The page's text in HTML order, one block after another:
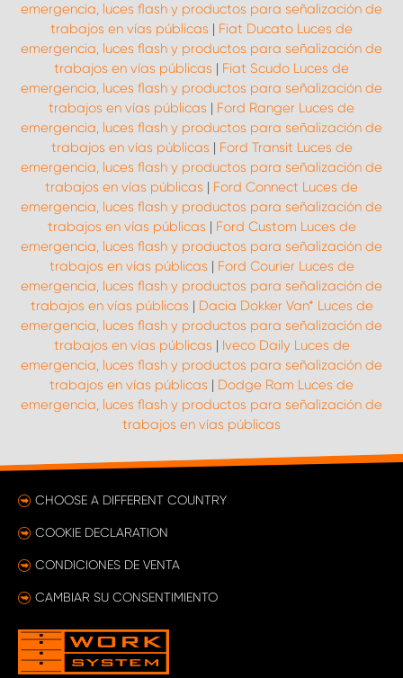
emergencia, luces flash y productos para señalización de
trabajos en vías públicas | Fiat Ducato Luces de
emergencia, luces flash y productos para señalización de
trabajos en vías públicas | Fiat Scudo Luces de
emergencia, luces flash y productos para señalización de
trabajos en vías públicas | Ford Ranger Luces de
emergencia, luces flash y productos para señalización de
trabajos en vías públicas | Ford Transit Luces de
emergencia, luces flash y productos para señalización de
trabajos en vías públicas | Ford Connect Luces de
emergencia, luces flash y productos para señalización de
trabajos en vías públicas | Ford Custom Luces de
emergencia, luces flash y productos para señalización de
trabajos en vías públicas | Ford Courier Luces de
emergencia, luces flash y productos para señalización de
trabajos en vías públicas | Dacia Dokker Van* Luces de
emergencia, luces flash y productos para señalización de
trabajos en vías públicas | Iveco Daily Luces de
emergencia, luces flash y productos para señalización de
trabajos en vías públicas | Dodge Ram Luces de
emergencia, luces flash y productos para señalización de
trabajos en vías públicas
CHOOSE A DIFFERENT COUNTRY
COOKIE DECLARATION
CONDICIONES DE VENTA
CAMBIAR SU CONSENTIMIENTO